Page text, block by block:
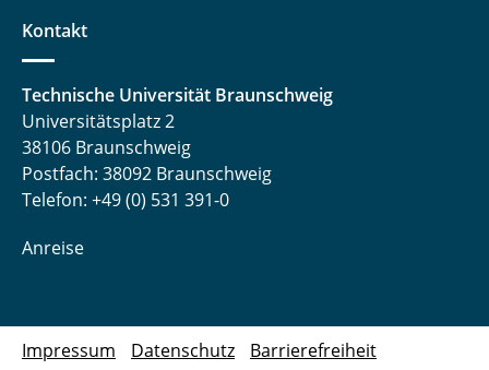
Kontakt
Technische Universität Braunschweig
Universitätsplatz 2
38106 Braunschweig
Postfach: 38092 Braunschweig
Telefon: +49 (0) 531 391-0
Anreise
Impressum Datenschutz Barrierefreiheit